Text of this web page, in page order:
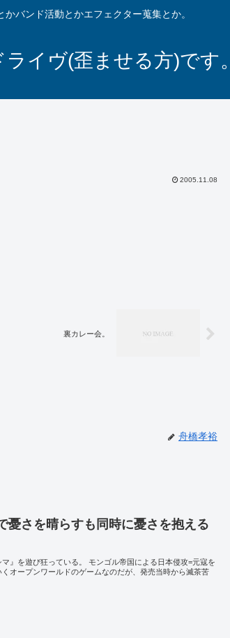
かバンド活動とかエフェクター蒐集とか。
イヴ(歪ませる方)です。
2005.11.08
裏カレー会。
舟橋孝裕
憂さを晴らすも同時に憂さを抱える
』を遊び狂っている。 モンゴル帝国による日本侵攻=元寇を
オープンワールドのゲームなのだが、発売当時から滅茶苦